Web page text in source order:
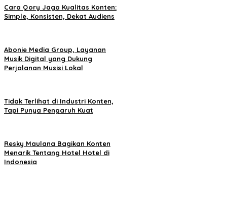
Cara Qory Jaga Kualitas Konten:
Simple, Konsisten, Dekat Audiens
Abonie Media Group, Layanan
Musik Digital yang Dukung
Perjalanan Musisi Lokal
Tidak Terlihat di Industri Konten,
Tapi Punya Pengaruh Kuat
Resky Maulana Bagikan Konten
Menarik Tentang Hotel Hotel di
Indonesia